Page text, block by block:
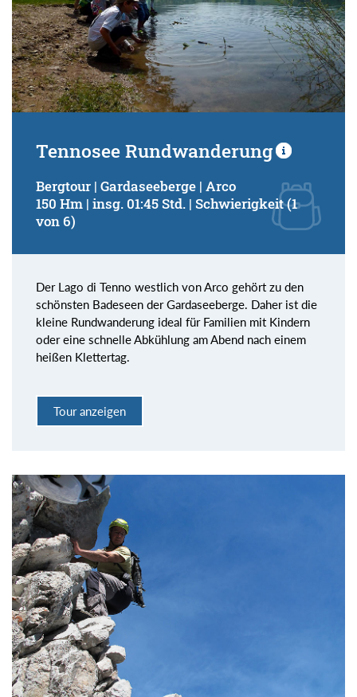
Tennosee Rundwanderung
Bergtour | Gardaseeberge | Arco
150 Hm | insg. 01:45 Std. | Schwierigkeit (1
von 6)
Der Lago di Tenno westlich von Arco gehört zu den
schönsten Badeseen der Gardaseeberge. Daher ist die
kleine Rundwanderung ideal für Familien mit Kindern
oder eine schnelle Abkühlung am Abend nach einem
heißen Klettertag.
Tour anzeigen